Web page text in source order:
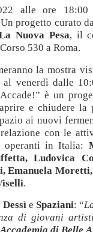
alle ore
progetto curato
Nuova Pesa, il
530 a Roma.
la mostra
venerdì dalle
è un
e chiudere la
ai nuovi
con le
operanti in Italia:
Ludovica
Emanuela
.
Dessìe Spaziani: “
di giovani